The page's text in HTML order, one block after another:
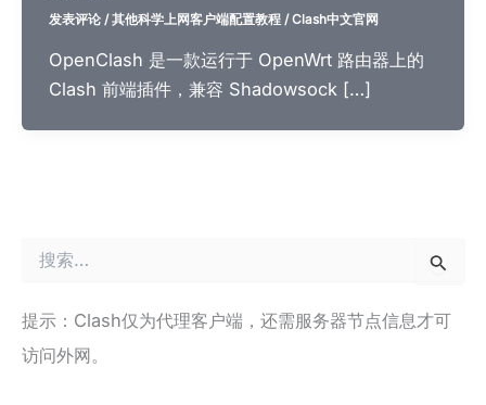
发表评论 /其他科学上网客户端配置教程/Clash中文官网
OpenClash 是一款运行于 OpenWrt 路由器上的
Clash 前端插件，兼容 Shadowsock […]
提示：Clash仅为代理客户端，还需服务器节点信息才可
访问外网。